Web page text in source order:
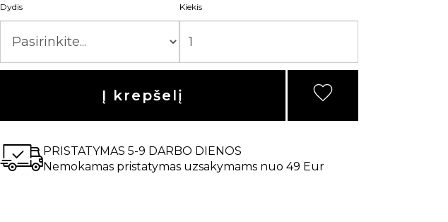
Dydis Kiekis
Į krepšelį
PRISTATYMAS 5-9 DARBO DIENOS
Nemokamas pristatymas uzsakymams nuo 49 Eur